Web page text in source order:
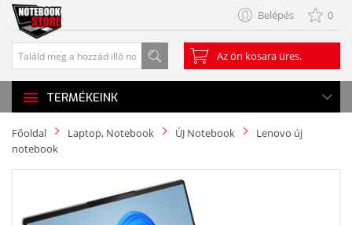
Belépés 0
Az ön kosara üres.
TERMÉKEINK
Főoldal Laptop, Notebook ÚJ Notebook
Lenovo új
notebook